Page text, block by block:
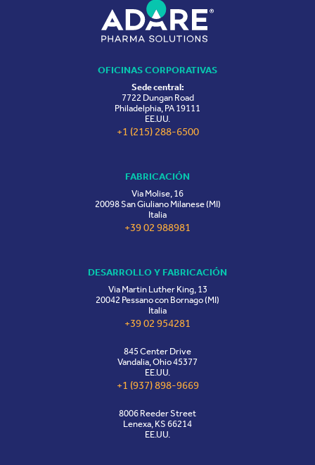
OFICINAS CORPORATIVAS
Sede central:
7722 Dungan Road
Philadelphia, PA 19111
EE.UU.
+1 (215) 288-6500
FABRICACIÓN
Via Molise, 16
20098 San Giuliano Milanese (MI)
Italia
+39 02 988981
DESARROLLO Y FABRICACIÓN
Via Martin Luther King, 13
20042 Pessano con Bornago (MI)
Italia
+39 02 954281
845 Center Drive
Vandalia, Ohio 45377
EE.UU.
+1 (937) 898-9669
8006 Reeder Street
Lenexa, KS 66214
EE.UU.